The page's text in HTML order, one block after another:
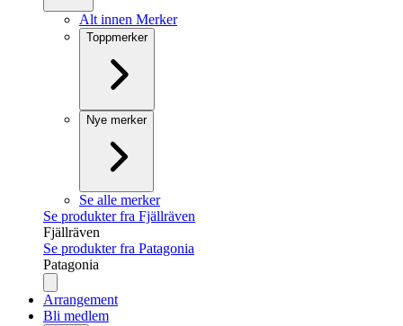
Alt innen Merker
Toppmerker
Nye merker
Se alle merker
Se produkter fra Fjällräven
Fjällräven
Se produkter fra Patagonia
Patagonia
Arrangement
Bli medlem